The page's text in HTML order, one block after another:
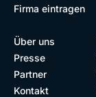
Firma eintragen
Über uns
Presse
Partner
Kontakt